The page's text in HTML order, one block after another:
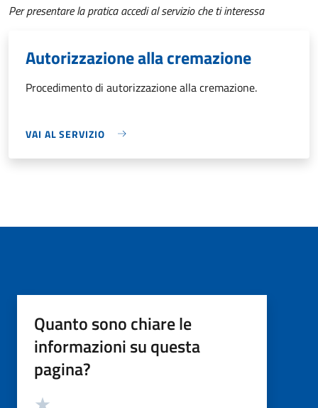
Per presentare la pratica accedi al servizio che ti interessa
Autorizzazione alla cremazione
Procedimento di autorizzazione alla cremazione.
VAI AL SERVIZIO
Quanto sono chiare le
informazioni su questa
pagina?
Valutazione